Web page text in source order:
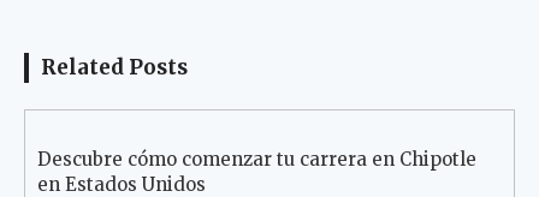
Related Posts
Descubre cómo comenzar tu carrera en Chipotle
en Estados Unidos